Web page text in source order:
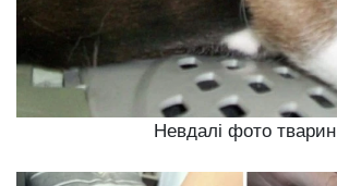
Невдалі фото тварин